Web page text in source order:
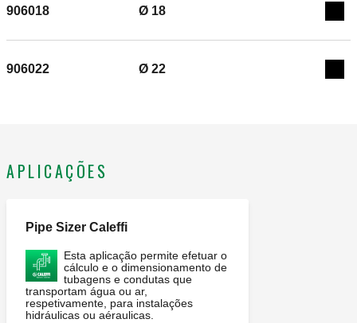
906018 Ø 18
906022 Ø 22
APLICAÇÕES
Pipe Sizer Caleffi
Esta aplicação permite efetuar o
cálculo e o dimensionamento de
tubagens e condutas que
transportam água ou ar,
respetivamente, para instalações
hidráulicas ou aéraulicas.